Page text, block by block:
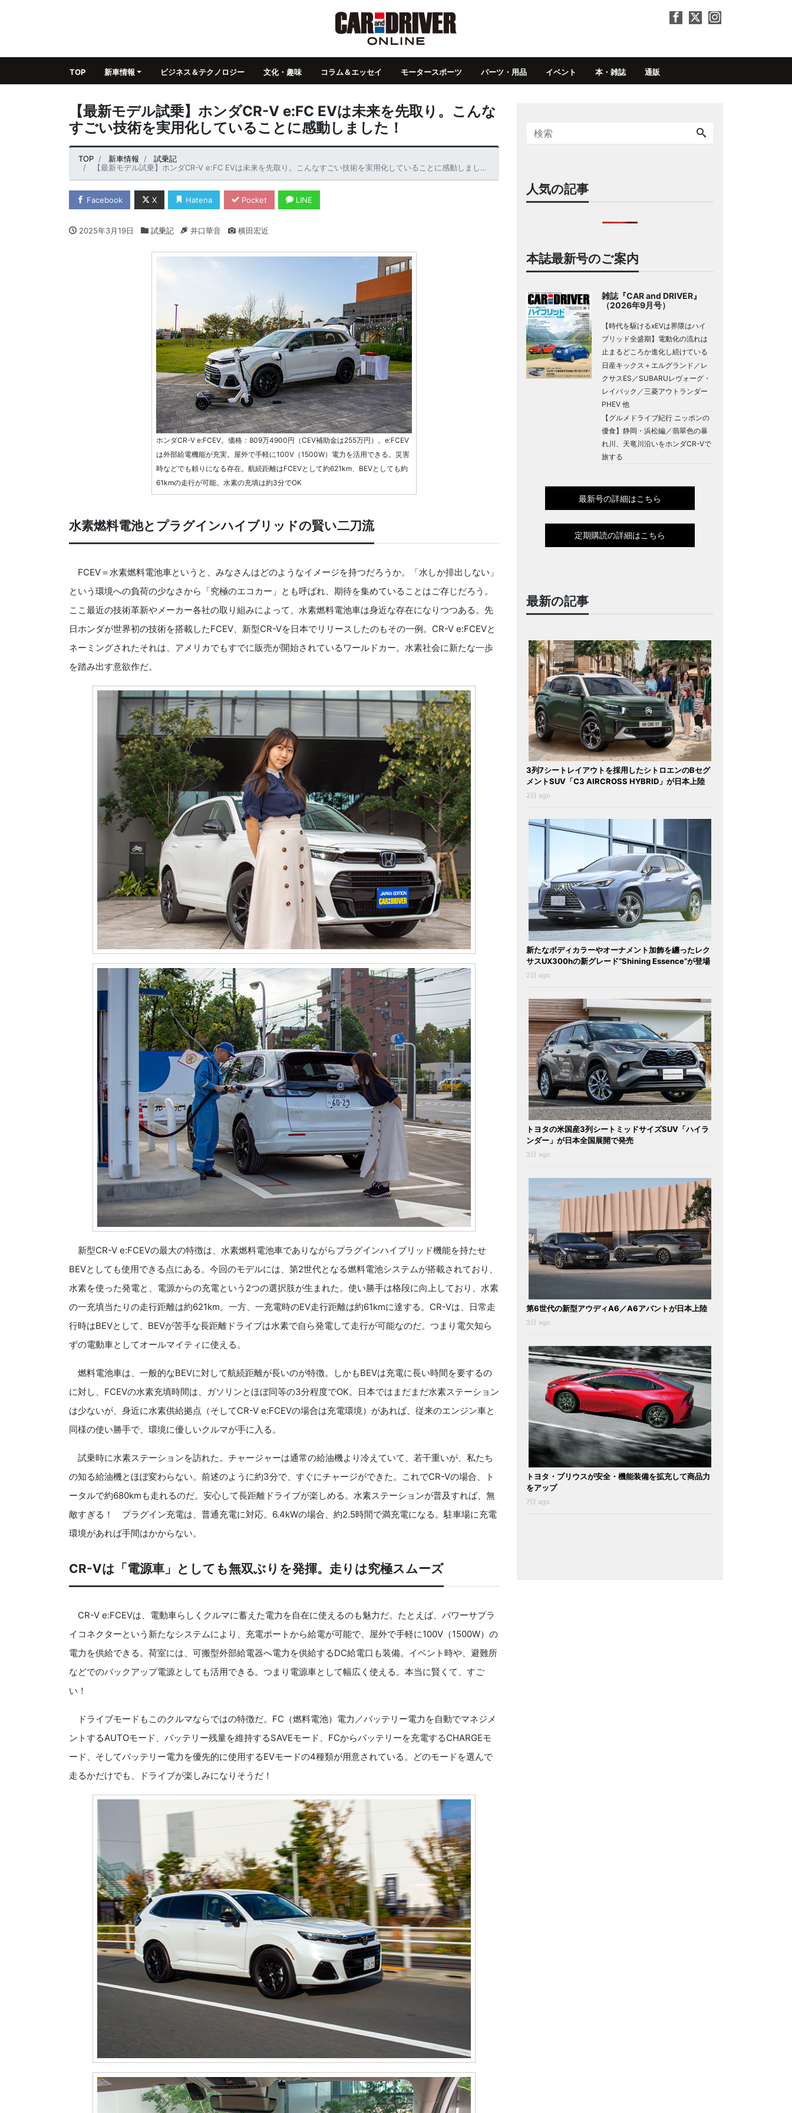
TOP 新車情報 ビジネス＆テクノロジー 文化・趣味 コラム＆エッセイ モータースポーツ パーツ・用品 イベント 本・雑誌 通販
【最新モデル試乗】ホンダCR-V e:FC EVは未来を先取り。こんな
すごい技術を実用化していることに感動しました！
TOP 新車情報
試乗記
【最新モデル試乗】ホンダCR-V e:FC EVは未来を先取り。こんなすごい技術を実用化していることに感動しました！
Facebook X Hatena Pocket LINE
2025年3月19日 試乗記 井口華音 横田宏近
ホンダCR-V e:FCEV。価格：809万4900円（CEV補助金は255万円）。e:FCEV
は外部給電機能が充実。屋外で手軽に100V（1500W）電力を活用できる。災害
時などでも頼りになる存在。航続距離はFCEVとして約621km、BEVとしても約
61kmの走行が可能。水素の充填は約3分でOK
水素燃料電池とプラグインハイブリッドの賢い二刀流
FCEV＝水素燃料電池車というと、みなさんはどのようなイメージを持つだろうか。「水しか排出しない」
という環境への負荷の少なさから「究極のエコカー」とも呼ばれ、期待を集めていることはご存じだろう。
ここ最近の技術革新やメーカー各社の取り組みによって、水素燃料電池車は身近な存在になりつつある。先
日ホンダが世界初の技術を搭載したFCEV、新型CR-Vを日本でリリースしたのもその一例。CR-V e:FCEVと
ネーミングされたそれは、アメリカでもすでに販売が開始されているワールドカー。水素社会に新たな一歩
を踏み出す意欲作だ。
新型CR-V e:FCEVの最大の特徴は、水素燃料電池車でありながらプラグインハイブリッド機能を持たせ
BEVとしても使用できる点にある。今回のモデルには、第2世代となる燃料電池システムが搭載されており、
水素を使った発電と、電源からの充電という2つの選択肢が生まれた。使い勝手は格段に向上しており、水素
の一充填当たりの走行距離は約621km。一方、一充電時のEV走行距離は約61kmに達する。CR-Vは、日常走
行時はBEVとして、BEVが苦手な長距離ドライブは水素で自ら発電して走行が可能なのだ。つまり電欠知ら
ずの電動車としてオールマイティに使える。
燃料電池車は、一般的なBEVに対して航続距離が長いのが特徴。しかもBEVは充電に長い時間を要するの
に対し、FCEVの水素充填時間は、ガソリンとほぼ同等の3分程度でOK。日本ではまだまだ水素ステーション
は少ないが、身近に水素供給拠点（そしてCR-V e:FCEVの場合は充電環境）があれば、従来のエンジン車と
同様の使い勝手で、環境に優しいクルマが手に入る。
試乗時に水素ステーションを訪れた。チャージャーは通常の給油機より冷えていて、若干重いが、私たち
の知る給油機とほぼ変わらない。前述のように約3分で、すぐにチャージができた。これでCR-Vの場合、ト
ータルで約680kmも走れるのだ。安心して長距離ドライブが楽しめる。水素ステーションが普及すれば、無
敵すぎる！ プラグイン充電は、普通充電に対応。6.4kWの場合、約2.5時間で満充電になる。駐車場に充電
環境があれば手間はかからない。
CR-Vは「電源車」としても無双ぶりを発揮。走りは究極スムーズ
CR-V e:FCEVは、電動車らしくクルマに蓄えた電力を自在に使えるのも魅力だ。たとえば、パワーサプラ
イコネクターという新たなシステムにより、充電ポートから給電が可能で、屋外で手軽に100V（1500W）の
電力を供給できる。荷室には、可搬型外部給電器へ電力を供給するDC給電口も装備。イベント時や、避難所
などでのバックアップ電源としても活用できる。つまり電源車として幅広く使える。本当に賢くて、すご
い！
ドライブモードもこのクルマならではの特徴だ。FC（燃料電池）電力／バッテリー電力を自動でマネジメ
ントするAUTOモード、バッテリー残量を維持するSAVEモード、FCからバッテリーを充電するCHARGEモ
ード、そしてバッテリー電力を優先的に使用するEVモードの4種類が用意されている。どのモードを選んで
走るかだけでも、ドライブが楽しみになりそうだ！
人気の記事
本誌最新号のご案内
雑誌『CAR and DRIVER』
（2026年9月号）
【時代を駆けるxEVは界隈はハイ
ブリッド全盛期】電動化の流れは
止まるどころか進化し続けている
日産キックス＋エルグランド／レ
クサスES／SUBARUレヴォーグ・
レイバック／三菱アウトランダー
PHEV 他
【グルメドライブ紀行 ニッポンの
優食】静岡・浜松編／翡翠色の暴
れ川、天竜川沿いをホンダCR-Vで
旅する
最新号の詳細はこちら
定期購読の詳細はこちら
最新の記事
3列7シートレイアウトを採用したシトロエンのBセグ
メントSUV「C3 AIRCROSS HYBRID」が日本上陸
2日 ago
新たなボディカラーやオーナメント加飾を纏ったレク
サスUX300hの新グレード“Shining Essence”が登場
2日 ago
トヨタの米国産3列シートミッドサイズSUV「ハイラ
ンダー」が日本全国展開で発売
3日 ago
第6世代の新型アウディA6／A6アバントが日本上陸
3日 ago
トヨタ・プリウスが安全・機能装備を拡充して商品力
をアップ
7日 ago